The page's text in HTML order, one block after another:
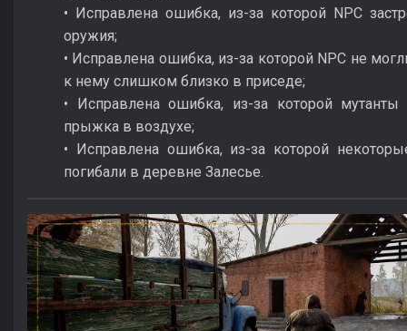
• Исправлена ошибка, из-за которой NPC
оружия;
• Исправлена ошибка, из-за которой NPC не
к нему слишком близко в приседе;
• Исправлена ошибка, из-за которой
прыжка в воздухе;
• Исправлена ошибка, из-за которой
погибали в деревне Залесье.